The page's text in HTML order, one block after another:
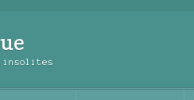
insolites